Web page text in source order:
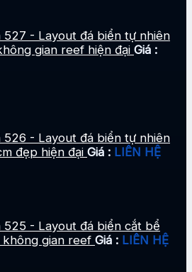
527 - Layout đá biển tự nhiên
gian reef hiện đại Giá :
526 - Layout đá biển tự nhiên
đẹp hiện đại Giá : LIÊN HỆ
525 - Layout đá biển cắt bể
gian reef Giá : LIÊN HỆ